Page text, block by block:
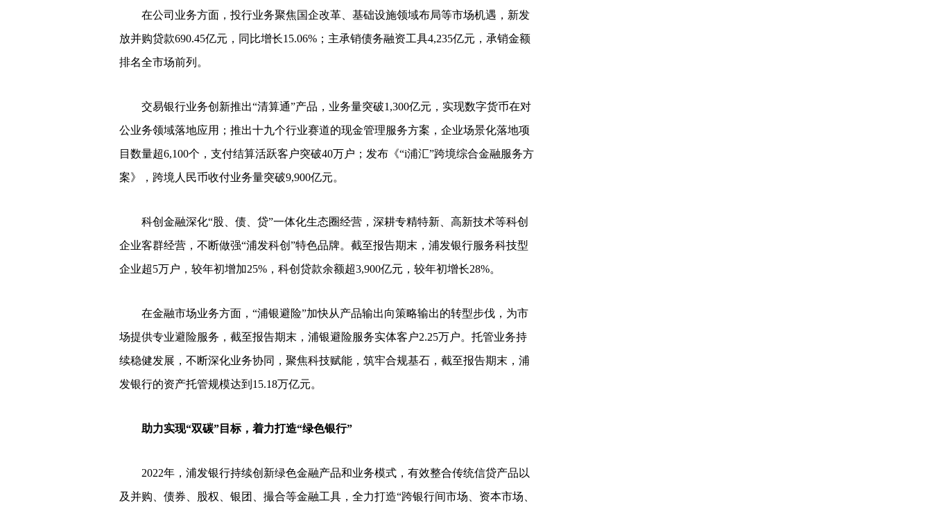
在公司业务方面，投行业务聚焦国企改革、基础设施领域布局等市场机遇，新发
放并购贷款690.45亿元，同比增长15.06%；主承销债务融资工具4,235亿元，承销金额
排名全市场前列。
交易银行业务创新推出“清算通”产品，业务量突破1,300亿元，实现数字货币在对
公业务领域落地应用；推出十九个行业赛道的现金管理服务方案，企业场景化落地项
目数量超6,100个，支付结算活跃客户突破40万户；发布《“i浦汇”跨境综合金融服务方
案》，跨境人民币收付业务量突破9,900亿元。
科创金融深化“股、债、贷”一体化生态圈经营，深耕专精特新、高新技术等科创
企业客群经营，不断做强“浦发科创”特色品牌。截至报告期末，浦发银行服务科技型
企业超5万户，较年初增加25%，科创贷款余额超3,900亿元，较年初增长28%。
在金融市场业务方面，“浦银避险”加快从产品输出向策略输出的转型步伐，为市
场提供专业避险服务，截至报告期末，浦银避险服务实体客户2.25万户。托管业务持
续稳健发展，不断深化业务协同，聚焦科技赋能，筑牢合规基石，截至报告期末，浦
发银行的资产托管规模达到15.18万亿元。
助力实现“双碳”目标，着力打造“绿色银行”
2022年，浦发银行持续创新绿色金融产品和业务模式，有效整合传统信贷产品以
及并购、债券、股权、银团、撮合等金融工具，全力打造“跨银行间市场、资本市场、